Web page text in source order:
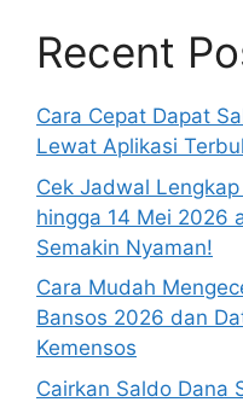
Recent
Cara Cepat Dapat
Lewat Aplikasi
Cek Jadwal
hingga 14 Mei 2026
Semakin Nyaman!
Cara Mudah
Bansos 2026 dan
Kemensos
Cairkan Saldo Dana